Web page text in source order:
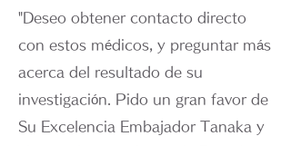
"Deseo obtener contacto directo
con estos médicos, y preguntar más
acerca del resultado de su
investigación. Pido un gran favor de
Su Excelencia Embajador Tanaka y